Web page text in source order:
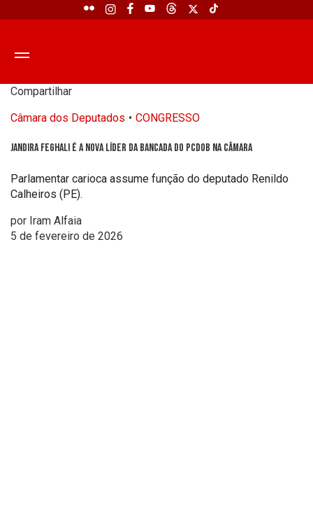
Compartilhar
Câmara dos Deputados
CONGRESSO
Jandira Feghali é a nova líder da bancada do PCdoB na Câmara
Parlamentar carioca assume função do deputado Renildo
Calheiros (PE).
por Iram Alfaia
5 de fevereiro de 2026